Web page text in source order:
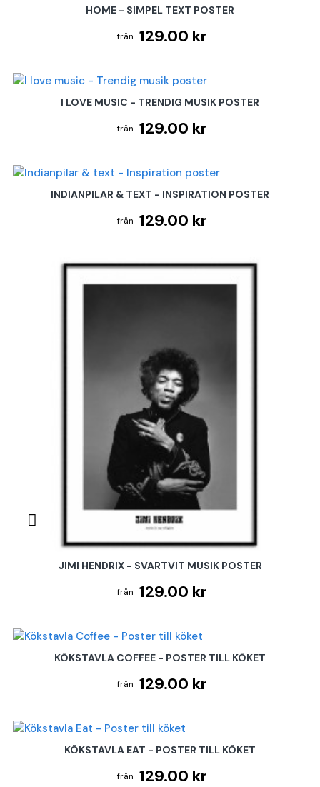
HOME - SIMPEL TEXT POSTER
129.00 kr
I LOVE MUSIC - TRENDIG MUSIK POSTER
129.00 kr
INDIANPILAR & TEXT - INSPIRATION POSTER
129.00 kr
JIMI HENDRIX - SVARTVIT MUSIK POSTER
129.00 kr
KÖKSTAVLA COFFEE - POSTER TILL KÖKET
129.00 kr
KÖKSTAVLA EAT - POSTER TILL KÖKET
129.00 kr